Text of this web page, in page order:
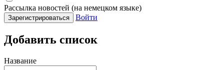
Рассылка новостей (на немецком языке)
Зарегистрироваться Войти
Добавить список
Название